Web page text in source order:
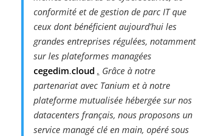
conformité et de gestion de parc IT que
ceux dont bénéficient aujourd’hui les
grandes entreprises régulées, notamment
sur les plateformes managées
cegedim.cloud . Grâce à notre
partenariat avec Tanium et à notre
plateforme mutualisée hébergée sur nos
datacenters français, nous proposons un
service managé clé en main, opéré sous